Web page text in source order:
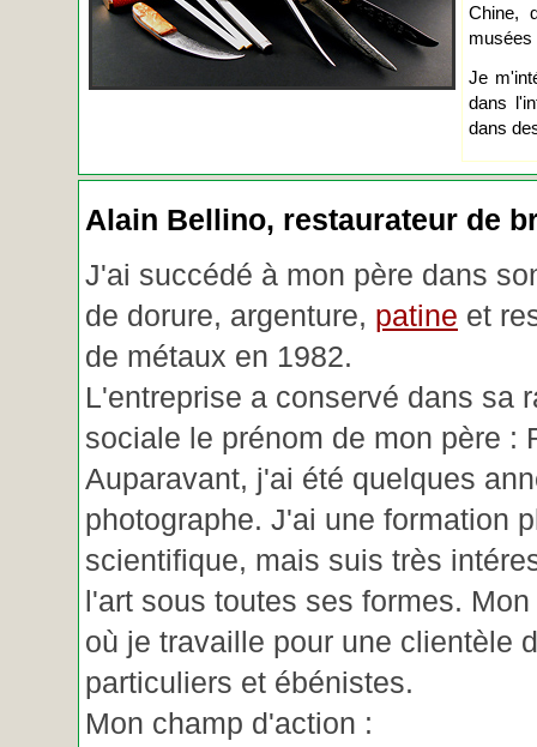
Chine,
musées
Je
dans
dans
Alain Bellino, restaurateur de
J'ai succédé à mon père dans
de dorure, argenture, patine et
de métaux en 1982.
L'entreprise a conservé dans sa
sociale le prénom de mon père :
Auparavant, j'ai été quelques
photographe. J'ai une formation
scientifique, mais suis très
l'art sous toutes ses formes.
où je travaille pour une clientèle
particuliers et ébénistes.
Mon champ d'action :